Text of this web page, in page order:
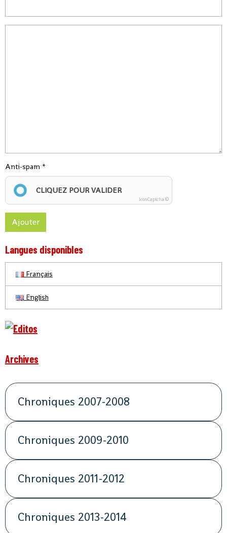
Anti-spam
CLIQUEZ POUR VALIDER
IconCaptcha ©
Ajouter
Langues disponibles
Français
English
Archives
Chroniques 2007-2008
Chroniques 2009-2010
Chroniques 2011-2012
Chroniques 2013-2014